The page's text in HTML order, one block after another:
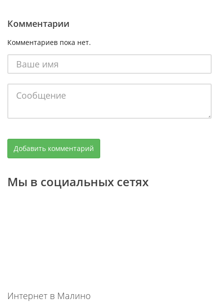
Комментарии
Комментариев пока нет.
Мы в социальных сетях
Интернет в Малино